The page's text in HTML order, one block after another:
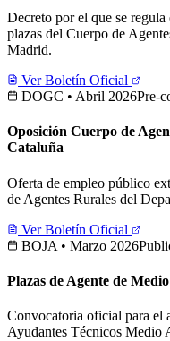
Decreto por el que se
plazas del Cuerpo de
Madrid.
Ver Boletín Oficial
DOGC • Abril 2026Pre-
Oposición Cuerpo de
Cataluña
Oferta de empleo público
de Agentes Rurales del
Ver Boletín Oficial
BOJA • Marzo 2026
Plazas de Agente de
Convocatoria oficial para el
Ayudantes Técnicos Medio